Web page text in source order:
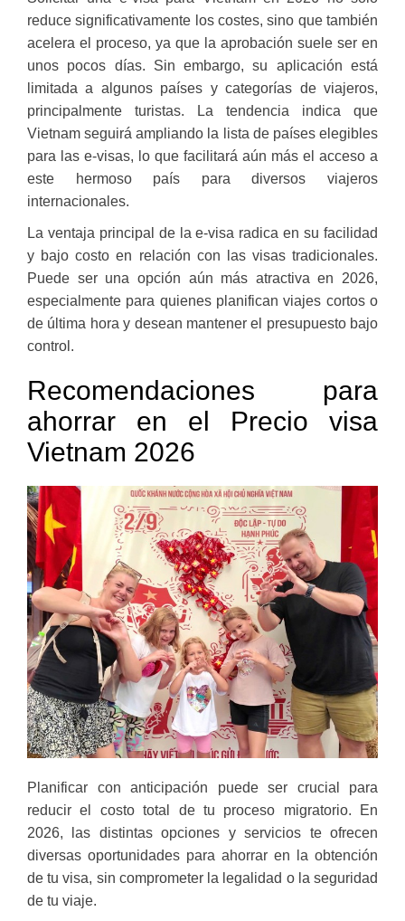
reduce significativamente los costes, sino que también
acelera el proceso, ya que la aprobación suele ser en
unos pocos días. Sin embargo, su aplicación está
limitada a algunos países y categorías de viajeros,
principalmente turistas. La tendencia indica que
Vietnam seguirá ampliando la lista de países elegibles
para las e-visas, lo que facilitará aún más el acceso a
este hermoso país para diversos viajeros
internacionales.
La ventaja principal de la e-visa radica en su facilidad
y bajo costo en relación con las visas tradicionales.
Puede ser una opción aún más atractiva en 2026,
especialmente para quienes planifican viajes cortos o
de última hora y desean mantener el presupuesto bajo
control.
Recomendaciones para
ahorrar en el Precio visa
Vietnam 2026
Planificar con anticipación puede ser crucial para
reducir el costo total de tu proceso migratorio. En
2026, las distintas opciones y servicios te ofrecen
diversas oportunidades para ahorrar en la obtención
de tu visa, sin comprometer la legalidad o la seguridad
de tu viaje.